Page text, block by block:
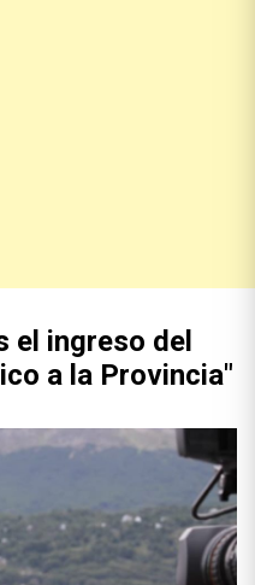
el ingreso del
a la Provincia"